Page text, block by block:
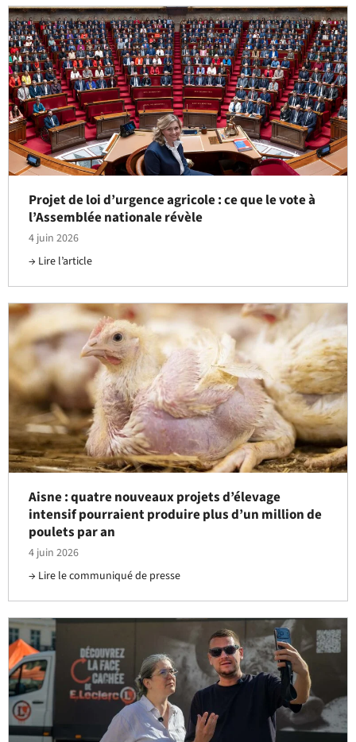
Projet de loi d’urgence agricole : ce que le vote à
l’Assemblée nationale révèle
4 juin 2026
Lire l’article
Aisne : quatre nouveaux projets d’élevage
intensif pourraient produire plus d’un million de
poulets par an
4 juin 2026
Lire le communiqué de presse